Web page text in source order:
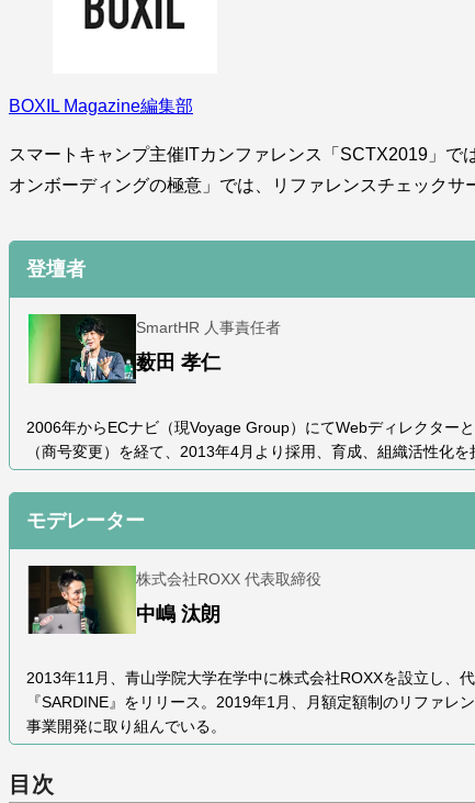
BOXIL Magazine編集部
スマートキャンプ主催ITカンファレンス「SCTX2019」で
オンボーディングの極意」では、リファレンスチェック
登壇者
SmartHR 人事責任者
薮田 孝仁
2006年からECナビ（現Voyage Group）にてWebディレクター
（商号変更）を経て、2013年4月より採用、育成、組織活性化
モデレーター
株式会社ROXX 代表取締役
中嶋 汰朗
2013年11月、青山学院大学在学中に株式会社ROXXを設立し、
『SARDINE』をリリース。2019年1月、月額定額制のリファ
事業開発に取り組んでいる。
目次